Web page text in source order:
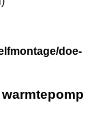
doe-